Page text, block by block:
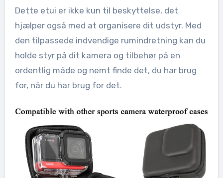
Dette etui er ikke kun til beskyttelse, det
hjælper også med at organisere dit udstyr. Med
den tilpassede indvendige rumindretning kan du
holde styr på dit kamera og tilbehør på en
ordentlig måde og nemt finde det, du har brug
for, når du har brug for det.